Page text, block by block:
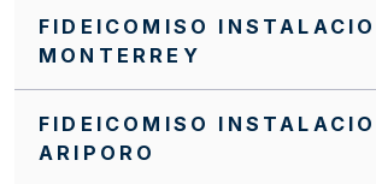
Invitación Abierta No. FFIE 006
Invitación Abierta No 16 de 2019
FIDEICOMISO
MONTERREY
FIDEICOMISO
ARIPORO